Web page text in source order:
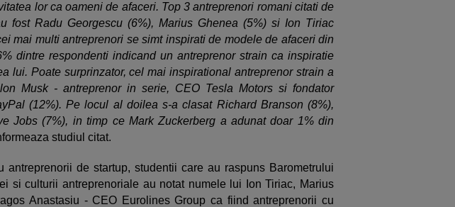
lor ca oameni de afaceri. Top 3 antreprenori romani citati de
fost Radu Georgescu (6%), Marius Ghenea (5%) si Ion Tiriac
mai multi antreprenori se simt inspirati de modele de afaceri din
dintre respondenti indicand un antreprenor strain ca inspiratie
lui. Poate surprinzator, cel mai inspirational antreprenor strain a
Musk - antreprenor in serie, CEO Tesla Motors si fondator
(12%). Pe locul al doilea s-a clasat Richard Branson (8%),
Jobs (7%), in timp ce Mark Zuckerberg a adunat doar 1% din
studiul citat.
antreprenorii de startup, studentii care au raspuns Barometrului
si culturii antreprenoriale au notat numele lui Ion Tiriac, Marius
Anastasiu - CEO Eurolines Group ca fiind antreprenorii cu